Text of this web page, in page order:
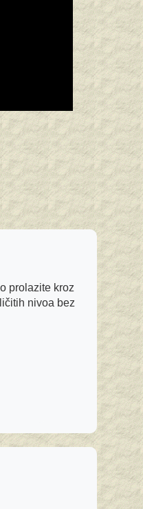
prolazite kroz
nivoa bez